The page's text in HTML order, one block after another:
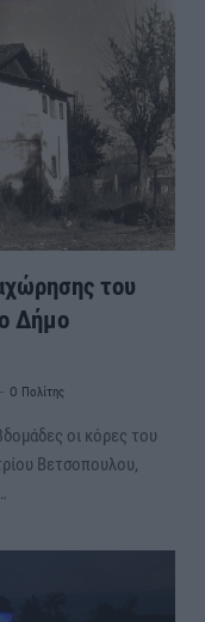
του
Δήμο
Ο Πολίτης
οι κόρες του
Βετσοπουλου,